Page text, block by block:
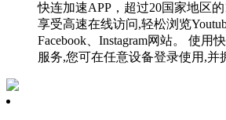
快连加速APP，超过20国家地区的
享受高速在线访问,轻松浏览
Facebook、Instagram网站。 使用
服务,您可在任意设备登录使用,并